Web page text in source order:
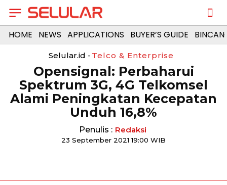
HOME NEWS APPLICATIONS BUYER’S GUIDE
Selular.id - Telco & Enterprise
Opensignal: Perbaharui
Spektrum 3G, 4G Telkomsel
Alami Peningkatan Kecepatan
Unduh 16,8%
Penulis : Redaksi
23 September 2021 19:00 WIB